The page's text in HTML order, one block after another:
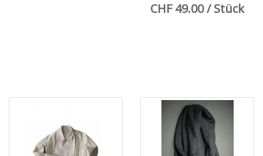
CHF 49.00 / Stück